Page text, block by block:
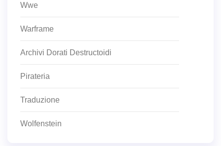
Wwe
Warframe
Archivi Dorati Destructoidi
Pirateria
Traduzione
Wolfenstein